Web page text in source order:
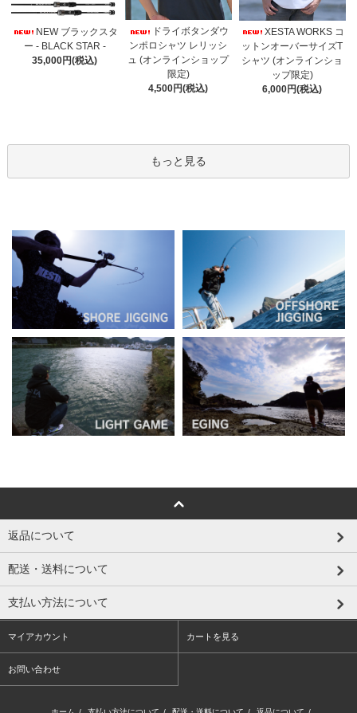
NEW ブラックスタ
ー - BLACK STAR -
35,000円(税込)
ドライボタンダウ
ンポロシャツ レリッシ
ュ (オンラインショップ
限定)
4,500円(税込)
XESTA WORKS コ
ットンオーバーサイズT
シャツ (オンラインショ
ップ限定)
6,000円(税込)
もっと見る
返品について
配送・送料について
支払い方法について
マイアカウント カートを見る
お問い合わせ